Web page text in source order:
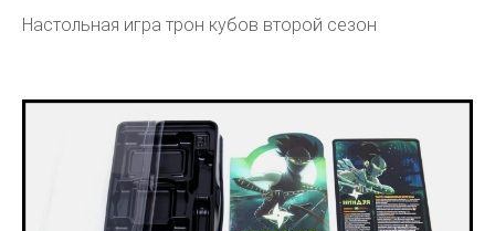
Настольная игра трон кубов второй сезон